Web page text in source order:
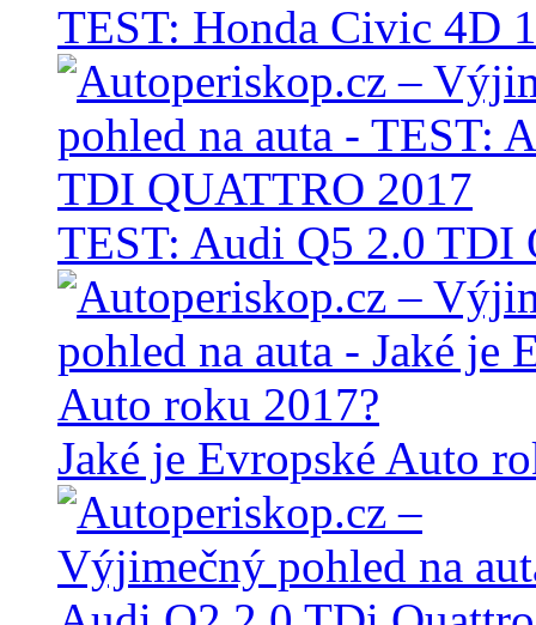
TEST: Honda Civic 4D
TEST: Audi Q5 2.0 TDI
Jaké je Evropské Auto